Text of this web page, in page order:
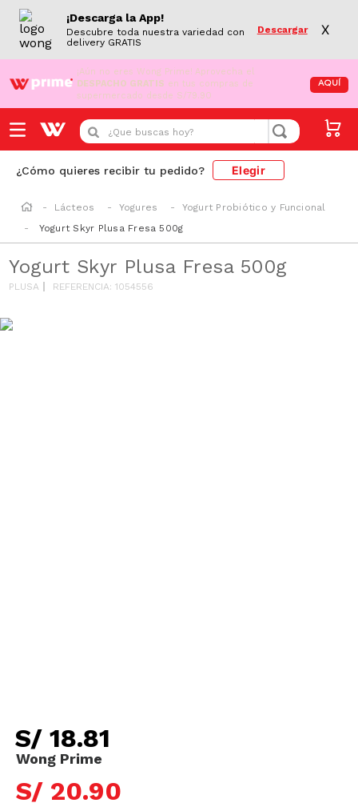
¡Descarga la App!
Descubre toda nuestra variedad con
delivery GRATIS
Descargar X
¡Aún no eres Wong Prime! Aprovecha el
DESPACHO GRATIS en tus compras de
supermercado desde S/79.90
AQUÍ
¿Que buscas hoy?
¿Cómo quieres recibir tu pedido? Elegir
Lácteos Yogures
Yogurt Probiótico y Funcional
Yogurt Skyr Plusa Fresa 500g
Yogurt Skyr Plusa Fresa 500g
PLUSA REFERENCIA:1054556
S/ 18.81
S/ 20.90